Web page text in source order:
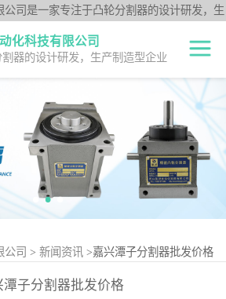
公司是一家专注于凸轮分割器的设计研发，生
器厂家为客户提供各种高品质的数控转台第四
DF系列、法兰中空型DFH系列、平台桌面型
凭借技术优势，可按照客户要求，提供非标
化科技有限公司
器的设计研发，生产制造型企业
公司 > 新闻资讯 >嘉兴潭子分割器批发价格
潭子分割器批发价格